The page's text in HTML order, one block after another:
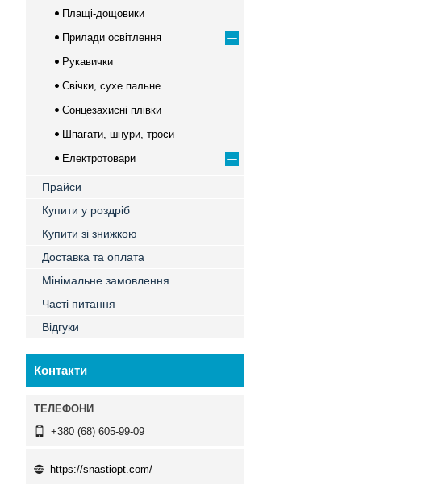
Плащі-дощовики
Прилади освітлення
Рукавички
Свічки, сухе пальне
Сонцезахисні плівки
Шпагати, шнури, троси
Електротовари
Прайси
Купити у роздріб
Купити зі знижкою
Доставка та оплата
Мінімальне замовлення
Часті питання
Відгуки
Контакти
+380 (68) 605-99-09
https://snastiopt.com/